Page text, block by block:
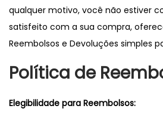
v
g
t
o
n
t
e
t
qualquer motivo, você não estiver
satisfeito com a sua compra,
Reembolsos e Devoluções simples
Política de
Elegibilidade para Reembolsos: